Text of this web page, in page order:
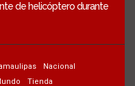
de helicóptero durante
Nacional
Tienda